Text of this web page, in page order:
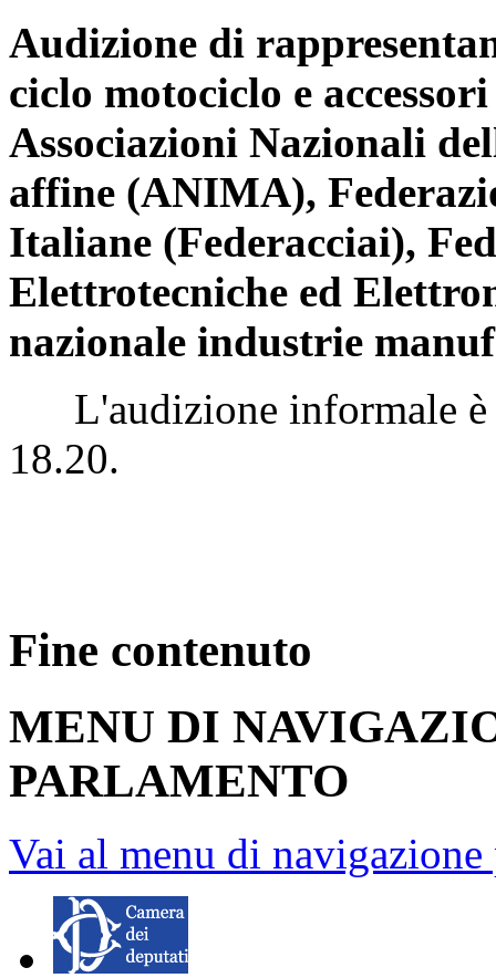
Audizione di
ciclo motociclo e
Associazioni Nazionali
affine (ANIMA),
Italiane (Federacciai),
Elettrotecniche ed
nazionale industrie
L'audizione informale è
18.20.
Fine contenuto
MENU DI
PARLAMENTO
Vai al menu di